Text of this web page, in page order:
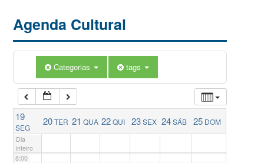
Agenda Cultural
Categorias tags
19
SEG
20TER 21 QUA 22QUI 23SEX 24SÁB 25 DOM
Dia
inteiro
5:00
6:00
7:00
8:00